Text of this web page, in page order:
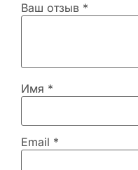
Ваш отзыв *
Имя *
Email *